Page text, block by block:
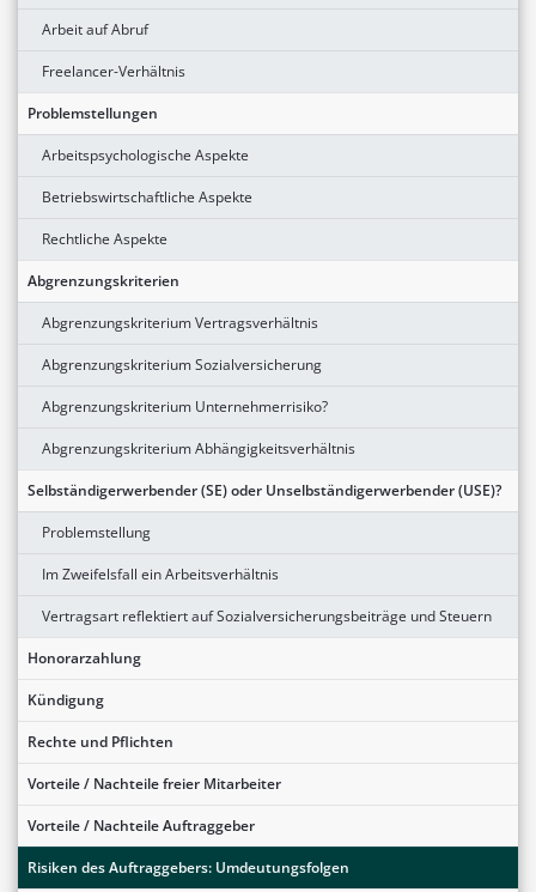
Arbeit auf Abruf
Freelancer-Verhältnis
Problemstellungen
Arbeitspsychologische Aspekte
Betriebswirtschaftliche Aspekte
Rechtliche Aspekte
Abgrenzungskriterien
Abgrenzungskriterium Vertragsverhältnis
Abgrenzungskriterium Sozialversicherung
Abgrenzungskriterium Unternehmerrisiko?
Abgrenzungskriterium Abhängigkeitsverhältnis
Selbständigerwerbender (SE) oder Unselbständigerwerbender (USE)?
Problemstellung
Im Zweifelsfall ein Arbeitsverhältnis
Vertragsart reflektiert auf Sozialversicherungsbeiträge und Steuern
Honorarzahlung
Kündigung
Rechte und Pflichten
Vorteile / Nachteile freier Mitarbeiter
Vorteile / Nachteile Auftraggeber
Risiken des Auftraggebers: Umdeutungsfolgen